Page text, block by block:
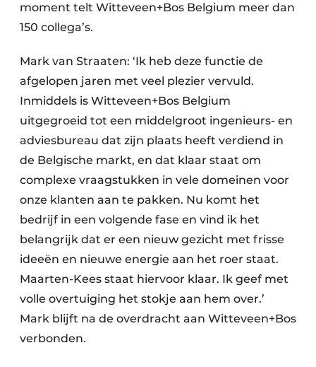
moment telt Witteveen+Bos Belgium meer dan
150 collega’s.
Mark van Straaten: ‘Ik heb deze functie de
afgelopen jaren met veel plezier vervuld.
Inmiddels is Witteveen+Bos Belgium
uitgegroeid tot een middelgroot ingenieurs- en
adviesbureau dat zijn plaats heeft verdiend in
de Belgische markt, en dat klaar staat om
complexe vraagstukken in vele domeinen voor
onze klanten aan te pakken. Nu komt het
bedrijf in een volgende fase en vind ik het
belangrijk dat er een nieuw gezicht met frisse
ideeën en nieuwe energie aan het roer staat.
Maarten-Kees staat hiervoor klaar. Ik geef met
volle overtuiging het stokje aan hem over.’
Mark blijft na de overdracht aan Witteveen+Bos
verbonden.